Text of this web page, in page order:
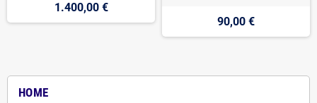
HOME
1.400,00 €
90,00 €